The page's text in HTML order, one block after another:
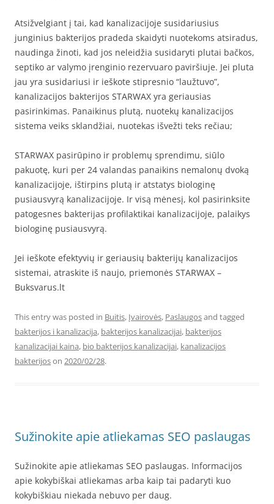
Atsižvelgiant į tai, kad kanalizacijoje susidariusius
junginius bakterijos pradeda skaidyti nuotekoms atsiradus,
naudinga žinoti, kad jos neleidžia susidaryti plutai bačkos,
septiko ar valymo įrenginio rezervuaro paviršiuje. Jei pluta
jau yra susidariusi ir ieškote stipresnio “laužtuvo”,
kanalizacijos bakterijos STARWAX yra geriausias
pasirinkimas. Panaikinus plutą, nuotekų kanalizacijos
sistema veiks sklandžiai, nuotekas išvežti teks rečiau;
STARWAX pasirūpino ir problemų sprendimu, siūlo
pakuotę, kuri per 24 valandas panaikins nemalonų dvoką
kanalizacijoje, ištirpins plutą ir atstatys biologinę
pusiausvyrą kanalizacijoje. Ir visą mėnesį, kol pasirinksite
patogesnes bakterijas profilaktikai kanalizacijoje, palaikys
biologinę pusiausvyrą.
Jei ieškote efektyvių ir geriausių bakterijų kanalizacijos
sistemai, atraskite iš naujo, priemonės STARWAX –
Buksvarus.lt
This entry was posted in Buitis, Įvairovės, Paslaugosand tagged
bakterijos i kanalizacija, bakterijos kanalizacijai, bakterijos
kanalizacijai kaina, bio bakterijos kanalizacijai, kanalizacijos
bakterijoson 2020/02/28.
Sužinokite apie atliekamas SEO paslaugas
Sužinokite apie atliekamas SEO paslaugas. Informacijos
apie kokybiškai atliekamas arba kaip tai padaryti kuo
kokybiškiau niekada nebuvo per daug.